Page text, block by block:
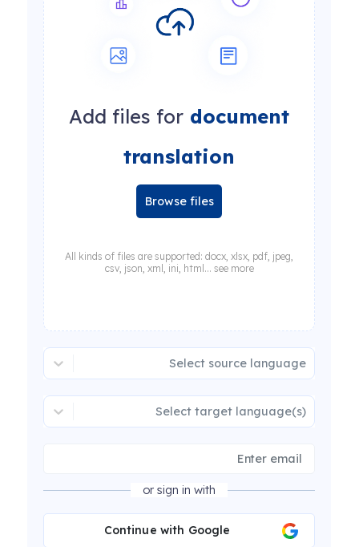
Add files for document
translation
Browse files
All kinds of files are supported: docx, xlsx, pdf, jpeg,
csv, json, xml, ini, html... see more
Select source language
Select target language(s)
or sign in with
Continue with Google